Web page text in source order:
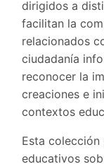
dirigidos a
facilitan la
relacionados
ciudadanía
reconocer la
creaciones e
contextos
Esta
educativos